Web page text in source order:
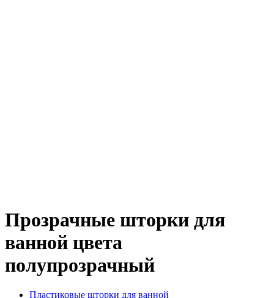
Прозрачные шторки для
ванной цвета
полупрозрачный
Пластиковые шторки для ванной